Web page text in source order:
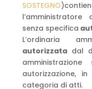
SOSTEGNO
senza specifica
L’ordinaria
autorizzatadal
autorizzazione,
categoria di atti.